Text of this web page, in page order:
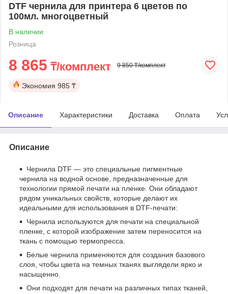
DTF чернила для принтера 6 цветов по
100мл. многоцветный
В наличии
Розница
8 865 ₸/комплект 9 850 ₸/комплект
Экономия 985 ₸
Описание Характеристики Доставка Оплата
Описание
Чернила DTF — это специальные пигментные
чернила на водной основе, предназначенные для
технологии прямой печати на пленке. Они обладают
рядом уникальных свойств, которые делают их
идеальными для использования в DTF-печати:
Чернила используются для печати на специальной
пленке, с которой изображение затем переносится на
ткань с помощью термопресса.
Белые чернила применяются для создания базового
слоя, чтобы цвета на темных тканях выглядели ярко и
насыщенно.
Они подходят для печати на различных типах тканей,